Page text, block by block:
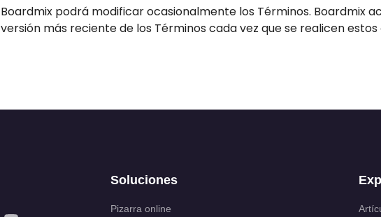
Boardmix podrá modificar ocasionalmente los Términos. Boardmix
versión más reciente de los Términos cada vez que se realicen estos
Soluciones
Pizarra online